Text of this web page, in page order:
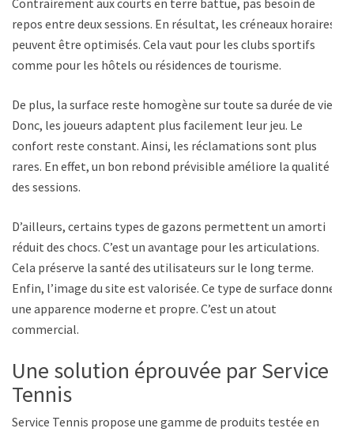
repos entre deux sessions. En résultat, les créneaux horaires
peuvent être optimisés. Cela vaut pour les clubs sportifs
comme pour les hôtels ou résidences de tourisme.
De plus, la surface reste homogène sur toute sa durée de vie.
Donc, les joueurs adaptent plus facilement leur jeu. Le
confort reste constant. Ainsi, les réclamations sont plus
rares. En effet, un bon rebond prévisible améliore la qualité
des sessions.
D’ailleurs, certains types de gazons permettent un amorti
réduit des chocs. C’est un avantage pour les articulations.
Cela préserve la santé des utilisateurs sur le long terme.
Enfin, l’image du site est valorisée. Ce type de surface donne
une apparence moderne et propre. C’est un atout
commercial.
Une solution éprouvée par Service
Tennis
Service Tennis propose une gamme de produits testée en